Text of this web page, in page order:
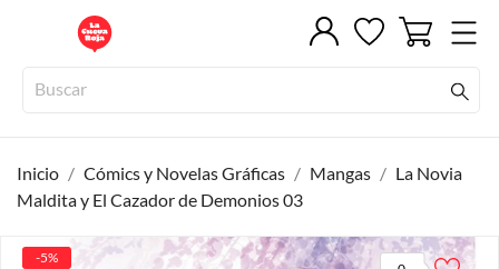
Inicio Cómics y Novelas Gráficas Mangas
La Novia
Maldita y El Cazador de Demonios 03
-5%